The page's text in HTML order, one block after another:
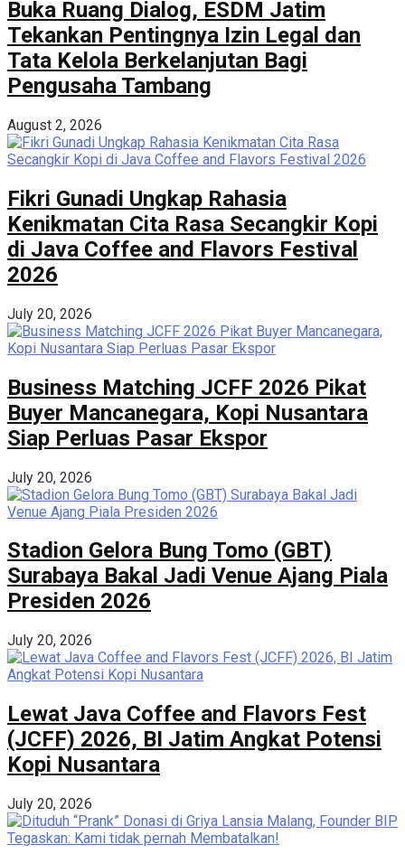
Buka Ruang Dialog, ESDM Jatim
Tekankan Pentingnya Izin Legal dan
Tata Kelola Berkelanjutan Bagi
Pengusaha Tambang
August 2, 2026
Fikri Gunadi Ungkap Rahasia
Kenikmatan Cita Rasa Secangkir Kopi
di Java Coffee and Flavors Festival
2026
July 20, 2026
Business Matching JCFF 2026 Pikat
Buyer Mancanegara, Kopi Nusantara
Siap Perluas Pasar Ekspor
July 20, 2026
Stadion Gelora Bung Tomo (GBT)
Surabaya Bakal Jadi Venue Ajang Piala
Presiden 2026
July 20, 2026
Lewat Java Coffee and Flavors Fest
(JCFF) 2026, BI Jatim Angkat Potensi
Kopi Nusantara
July 20, 2026